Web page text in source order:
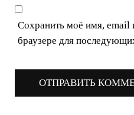
Сохранить моё имя, email
браузере для